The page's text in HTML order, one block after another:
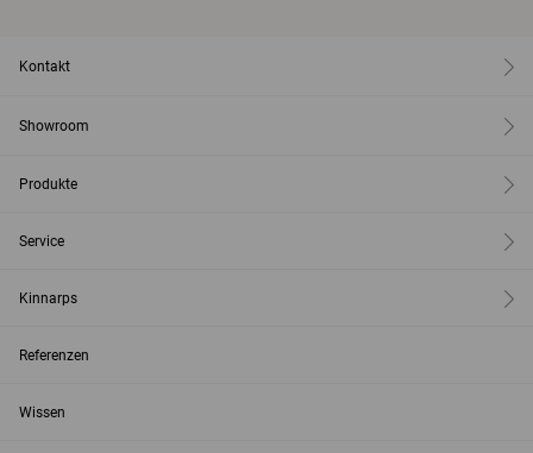
Kontakt
Showroom
Produkte
Service
Kinnarps
Referenzen
Wissen